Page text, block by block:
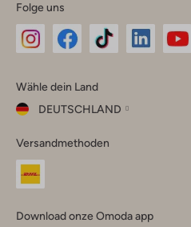
Folge uns
Instagram
Facebook
TikTok
Wähle dein Land
DEUTSCHLAND
dein
Land
Versandmethoden
Download onze Omoda app